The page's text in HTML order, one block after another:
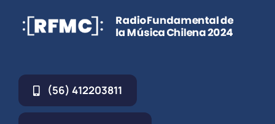
(56) 412203811